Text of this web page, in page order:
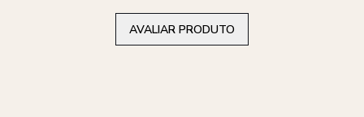
AVALIAR PRODUTO